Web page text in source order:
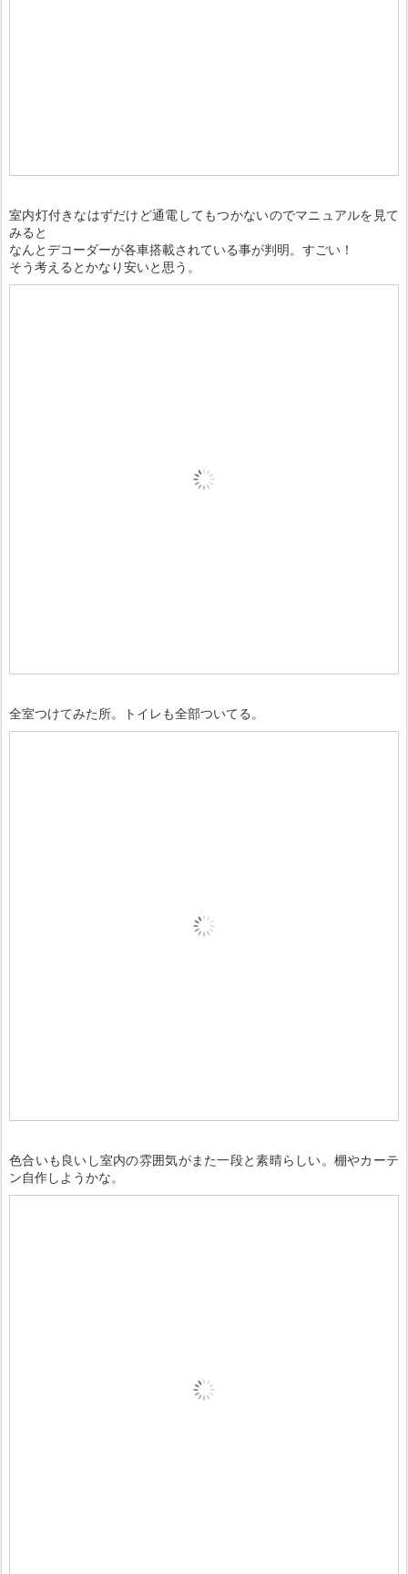
室内灯付きなはずだけど通電してもつかないのでマニュアルを見て
みると
なんとデコーダーが各車搭載されている事が判明。すごい！
そう考えるとかなり安いと思う。
全室つけてみた所。トイレも全部ついてる。
色合いも良いし室内の雰囲気がまた一段と素晴らしい。棚やカーテ
ン自作しようかな。